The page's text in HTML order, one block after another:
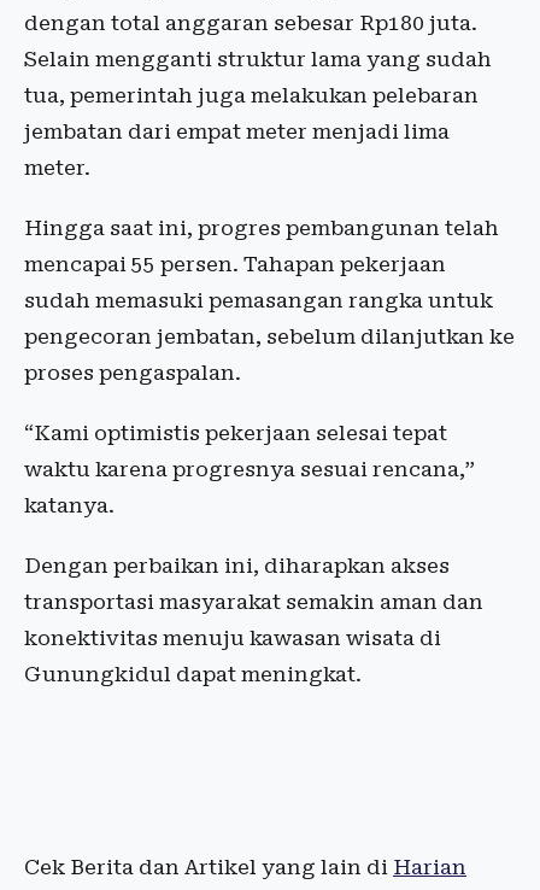
dengan total anggaran sebesar Rp180 juta.
Selain mengganti struktur lama yang sudah
tua, pemerintah juga melakukan pelebaran
jembatan dari empat meter menjadi lima
meter.
Hingga saat ini, progres pembangunan telah
mencapai 55 persen. Tahapan pekerjaan
sudah memasuki pemasangan rangka untuk
pengecoran jembatan, sebelum dilanjutkan ke
proses pengaspalan.
“Kami optimistis pekerjaan selesai tepat
waktu karena progresnya sesuai rencana,”
katanya.
Dengan perbaikan ini, diharapkan akses
transportasi masyarakat semakin aman dan
konektivitas menuju kawasan wisata di
Gunungkidul dapat meningkat.
Cek Berita dan Artikel yang lain di Harian